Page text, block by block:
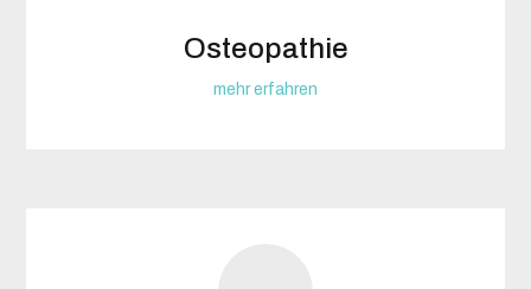
Osteopathie
mehr erfahren